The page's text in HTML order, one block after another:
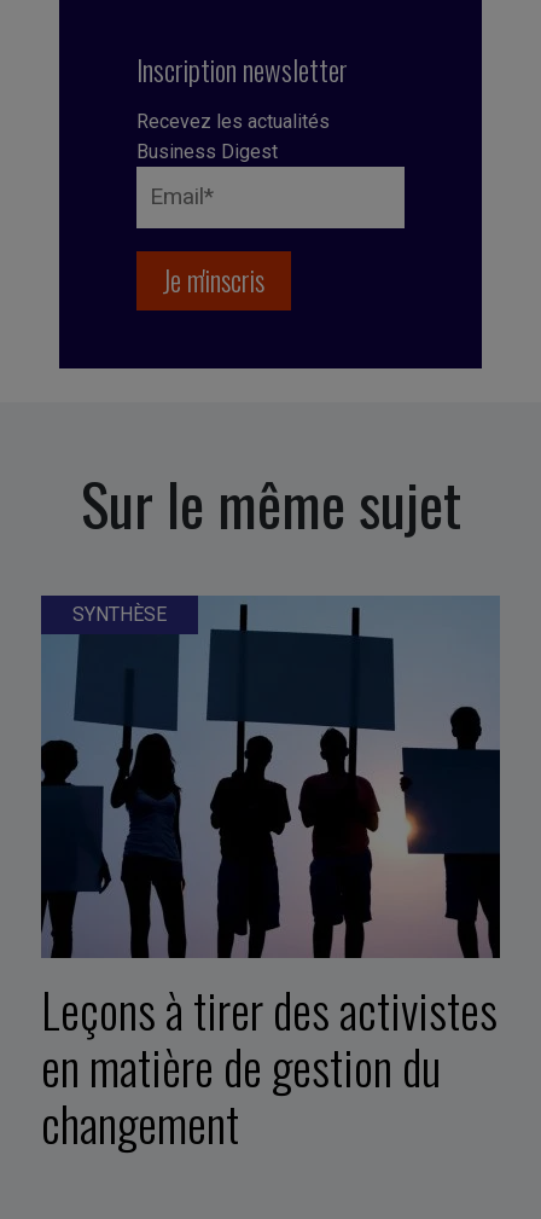
Inscription newsletter
Recevez les actualités
Business Digest
Sur le même sujet
SYNTHÈSE
Leçons à tirer des activistes
en matière de gestion du
changement